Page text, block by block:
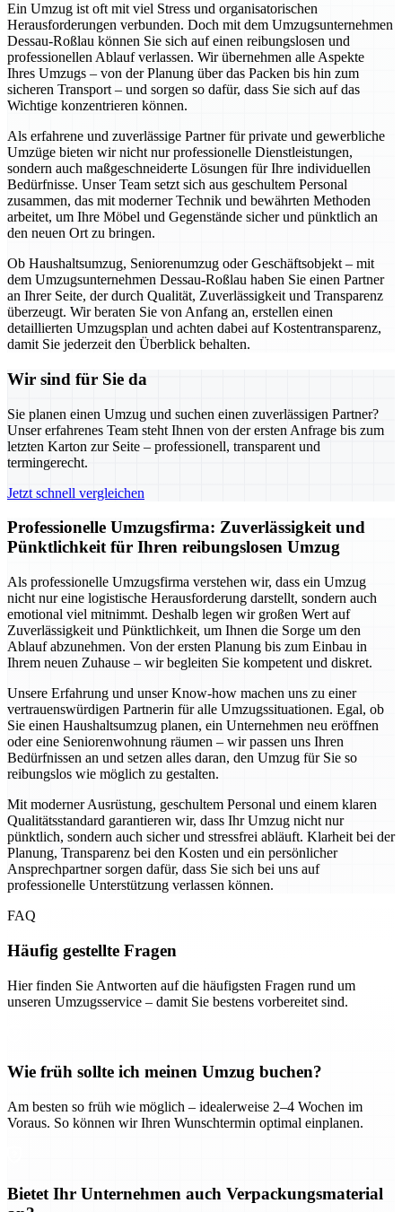
Ein Umzug ist oft mit viel Stress und organisatorischen
Herausforderungen verbunden. Doch mit dem Umzugsunternehmen
Dessau-Roßlau können Sie sich auf einen reibungslosen und
professionellen Ablauf verlassen. Wir übernehmen alle Aspekte
Ihres Umzugs – von der Planung über das Packen bis hin zum
sicheren Transport – und sorgen so dafür, dass Sie sich auf das
Wichtige konzentrieren können.
Als erfahrene und zuverlässige Partner für private und gewerbliche
Umzüge bieten wir nicht nur professionelle Dienstleistungen,
sondern auch maßgeschneiderte Lösungen für Ihre individuellen
Bedürfnisse. Unser Team setzt sich aus geschultem Personal
zusammen, das mit moderner Technik und bewährten Methoden
arbeitet, um Ihre Möbel und Gegenstände sicher und pünktlich an
den neuen Ort zu bringen.
Ob Haushaltsumzug, Seniorenumzug oder Geschäftsobjekt – mit
dem Umzugsunternehmen Dessau-Roßlau haben Sie einen Partner
an Ihrer Seite, der durch Qualität, Zuverlässigkeit und Transparenz
überzeugt. Wir beraten Sie von Anfang an, erstellen einen
detaillierten Umzugsplan und achten dabei auf Kostentransparenz,
damit Sie jederzeit den Überblick behalten.
Wir sind für Sie da
Sie planen einen Umzug und suchen einen zuverlässigen Partner?
Unser erfahrenes Team steht Ihnen von der ersten Anfrage bis zum
letzten Karton zur Seite – professionell, transparent und
termingerecht.
Jetzt schnell vergleichen
Professionelle Umzugsfirma: Zuverlässigkeit und
Pünktlichkeit für Ihren reibungslosen Umzug
Als professionelle Umzugsfirma verstehen wir, dass ein Umzug
nicht nur eine logistische Herausforderung darstellt, sondern auch
emotional viel mitnimmt. Deshalb legen wir großen Wert auf
Zuverlässigkeit und Pünktlichkeit, um Ihnen die Sorge um den
Ablauf abzunehmen. Von der ersten Planung bis zum Einbau in
Ihrem neuen Zuhause – wir begleiten Sie kompetent und diskret.
Unsere Erfahrung und unser Know-how machen uns zu einer
vertrauenswürdigen Partnerin für alle Umzugssituationen. Egal, ob
Sie einen Haushaltsumzug planen, ein Unternehmen neu eröffnen
oder eine Seniorenwohnung räumen – wir passen uns Ihren
Bedürfnissen an und setzen alles daran, den Umzug für Sie so
reibungslos wie möglich zu gestalten.
Mit moderner Ausrüstung, geschultem Personal und einem klaren
Qualitätsstandard garantieren wir, dass Ihr Umzug nicht nur
pünktlich, sondern auch sicher und stressfrei abläuft. Klarheit bei der
Planung, Transparenz bei den Kosten und ein persönlicher
Ansprechpartner sorgen dafür, dass Sie sich bei uns auf
professionelle Unterstützung verlassen können.
FAQ
Häufig gestellte Fragen
Hier finden Sie Antworten auf die häufigsten Fragen rund um
unseren Umzugsservice – damit Sie bestens vorbereitet sind.
Wie früh sollte ich meinen Umzug buchen?
Am besten so früh wie möglich – idealerweise 2–4 Wochen im
Voraus. So können wir Ihren Wunschtermin optimal einplanen.
Bietet Ihr Unternehmen auch Verpackungsmaterial